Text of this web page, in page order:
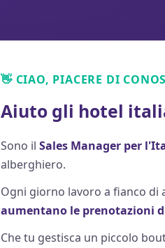
👋 CIAO, PIACERE DI
Aiuto gli hotel
Sono il Sales Manager per
alberghiero.
Ogni giorno lavoro a fianco
aumentano le prenotazioni
Che tu gestisca un piccolo